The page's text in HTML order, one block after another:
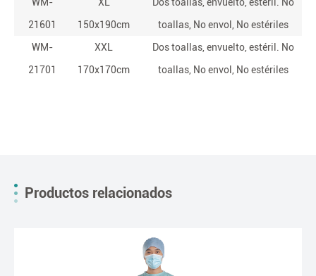
WM-
21601
XL
150x190cm
Dos toallas, envuelto, estéril. No
toallas, No envol, No estériles
WM-
21701
XXL
170x170cm
Dos toallas, envuelto, estéril. No
toallas, No envol, No estériles
Productos relacionados